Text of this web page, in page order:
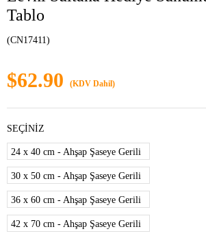
Tablo
(CN17411)
$62.90 (KDV Dahil)
SEÇİNİZ
24 x 40 cm - Ahşap Şaseye Gerili
30 x 50 cm - Ahşap Şaseye Gerili
36 x 60 cm - Ahşap Şaseye Gerili
42 x 70 cm - Ahşap Şaseye Gerili